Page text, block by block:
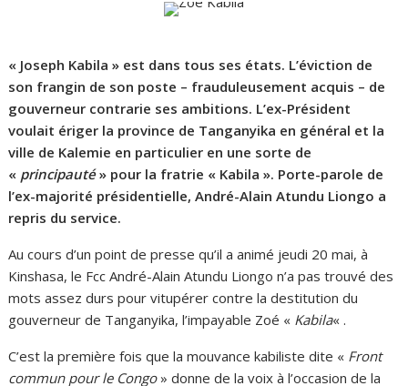
« Joseph Kabila » est dans tous ses états. L’éviction de
son frangin de son poste – frauduleusement acquis – de
gouverneur contrarie ses ambitions. L’ex-Président
voulait ériger la province de Tanganyika en général et la
ville de Kalemie en particulier en une sorte de
« principauté» pour la fratrie « Kabila ». Porte-parole de
l’ex-majorité présidentielle, André-Alain Atundu Liongo a
repris du service.
Au cours d’un point de presse qu’il a animé jeudi 20 mai, à
Kinshasa, le Fcc André-Alain Atundu Liongo n’a pas trouvé des
mots assez durs pour vitupérer contre la destitution du
gouverneur de Tanganyika, l’impayable Zoé « Kabila« .
C’est la première fois que la mouvance kabiliste dite « Front
commun pour le Congo» donne de la voix à l’occasion de la